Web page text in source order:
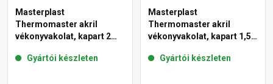
Masterplast
Thermomaster akril
vékonyvakolat, kapart 2
Gyártói készleten
Masterplast
Thermomaster akril
vékonyvakolat, kapart 1,5
Gyártói készleten